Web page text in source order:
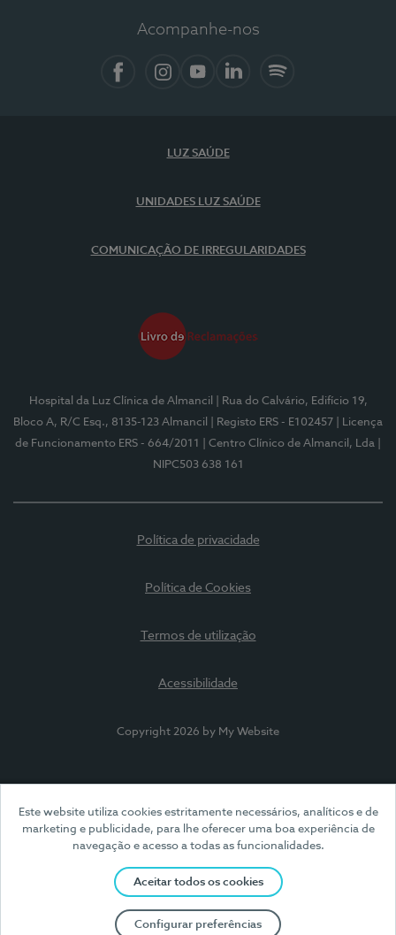
Este website utiliza cookies estritamente necessários, analíticos e de
marketing e publicidade, para lhe oferecer uma boa experiência de
navegação e acesso a todas as funcionalidades.
Aceitar todos os cookies
Configurar preferências
Acompanhe-nos
LUZ SAÚDE
UNIDADES LUZ SAÚDE
COMUNICAÇÃO DE IRREGULARIDADES
Hospital da Luz Clínica de Almancil
| Rua do Calvário, Edifício 19,
Bloco A, R/C Esq., 8135-123 Almancil
| Registo ERS - E102457
| Licença
de Funcionamento ERS - 664/2011
| Centro Clínico de Almancil, Lda
NIPC503 638 161
Política de privacidade
Política de Cookies
Termos de utilização
Acessibilidade
Copyright 2026 by My Website